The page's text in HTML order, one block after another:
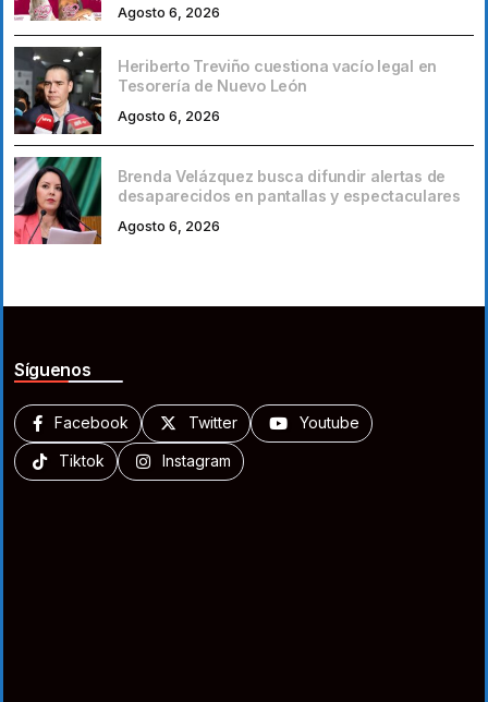
Agosto 6, 2026
Heriberto Treviño cuestiona vacío legal en
Tesorería de Nuevo León
Agosto 6, 2026
Brenda Velázquez busca difundir alertas de
desaparecidos en pantallas y espectaculares
Agosto 6, 2026
Síguenos
Facebook Twitter Youtube
Tiktok Instagram